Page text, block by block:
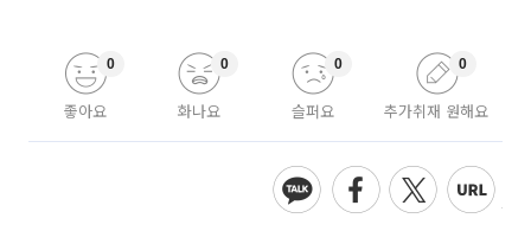
좋아요
0
화나요
0
슬퍼요
0
추가취재 원해요
0